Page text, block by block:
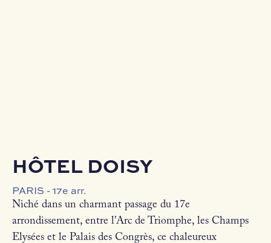
HÔTEL DOISY
PARIS - 17e arr.
Niché dans un charmant passage du 17e
arrondissement, entre l’Arc de Triomphe, les Champs
Elysées et le Palais des Congrès, ce chaleureux